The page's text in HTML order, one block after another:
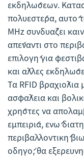
εκδηλώσεων.
πολυεστέρα, αυτό
MHz συνδυάζει
απέναντι στο
επιλογή για
και άλλες
Τα RFID
ασφάλεια και
χρήστες να
εμπειρία, ενώ
περιβαλλοντική
οδηγό, θα